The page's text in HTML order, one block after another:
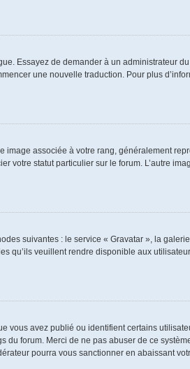
Essayez de demander à un administrateur
une nouvelle traduction. Pour plus
image associée à votre rang, généralement
votre statut particulier sur le forum. L’autre
suivantes : le service « Gravatar », la
qu’ils veuillent rendre disponible aux
vous avez publié ou identifient certains
forum. Merci de ne pas abuser de ce
pourra vous sanctionner en abaissant